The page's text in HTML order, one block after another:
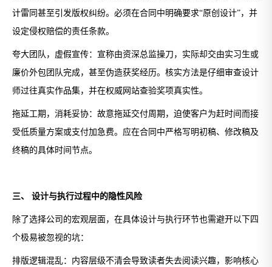
计雷同甚至引发版权纠纷。必须在合同中明确要求“原创设计”，并
设定侵权赔偿的责任条款。
夸大团队，虚假宣传：宣称由资深总监操刀，实际却交由实习生或
廉价外包团队完成，甚至伪造获奖经历。核实方法是仔细审查设计
师过往真实作品集，并在权威网站查验奖项真实性。
拖延工期，消耗妥协：故意拖延交付周期，迫使客户为赶时间而接
受低质量方案或支付加急费。应在合同中严格写明初稿、修改稿及
终稿的具体时间节点。
三、 设计与执行过程中的隐性风险
除了选择公司的宏观层面，在具体设计与执行环节也需避开以下四
个极易被忽视的坑：
排版逻辑混乱：内容层级不清会导致读者失去阅读兴趣，影响核心